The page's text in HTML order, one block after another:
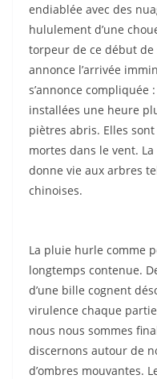
endiablée avec des
hululement d’une
torpeur de ce début de
annonce l’arrivée
s’annonce
installées une heure
piètres abris. Elles
mortes dans le vent.
donne vie aux arbres
chinoises.
La pluie hurle comme
longtemps contenue.
d’une bille cognent
virulence chaque
nous nous sommes
discernons autour de
d’ombres mouvantes.